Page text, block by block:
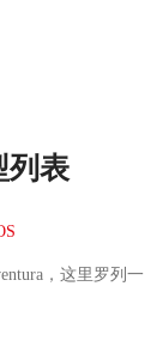
列表
，这里罗列一